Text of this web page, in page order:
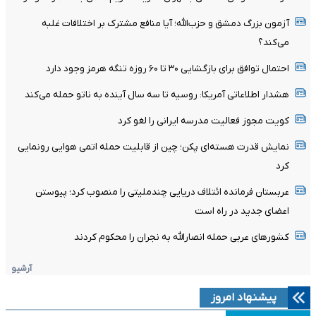
آزمون بزرگ دمشق و حزب‌الله؛ آیا منافع مشترک بر اختلافات غلبه
می‌کند؟
احتمال توافق برای بازگشایی ۳۰ تا ۶۰ روزه تنگه هرمز وجود دارد
هشدار اطلاعاتی آمریکا: روسیه تا سه سال آینده به ناتو حمله می‌کند
کویت مجوز فعالیت مدرسه ایرانی را لغو کرد
نمایش قدرت هسته‌ای پکن؛ چین از قابلیت حمله اتمی هوایی رونمایی
کرد
عربستان فرمانده ائتلاف دریایی چندملیتی را منصوب کرد؛ پیوستن
اعضای جدید در راه است
کشورهای عربی حمله انصارالله به نجران را محکوم کردند
آرشیو
پیشنهاد امروز